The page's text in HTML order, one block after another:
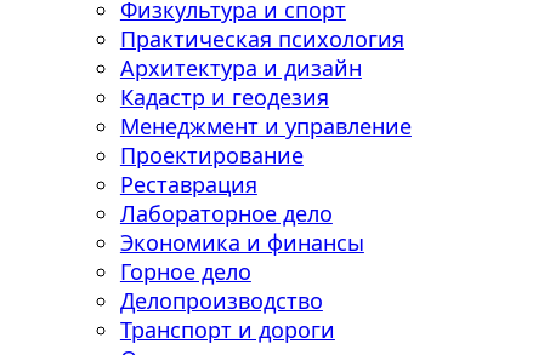
Физкультура и спорт
Практическая психология
Архитектура и дизайн
Кадастр и геодезия
Менеджмент и управление
Проектирование
Реставрация
Лабораторное дело
Экономика и финансы
Горное дело
Делопроизводство
Транспорт и дороги